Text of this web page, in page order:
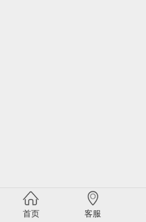
首页 客服